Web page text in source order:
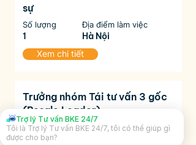
sự
Số lượng
1
Địa điểm làm việc
Hà Nội
Xem chi tiết
Trưởng nhóm Tái tư vấn 3 gốc
(Resale Leader)
Số lượng
2
Địa điểm làm việc
Trợ lý Tư vấn BKE 24/7
Xin chào!